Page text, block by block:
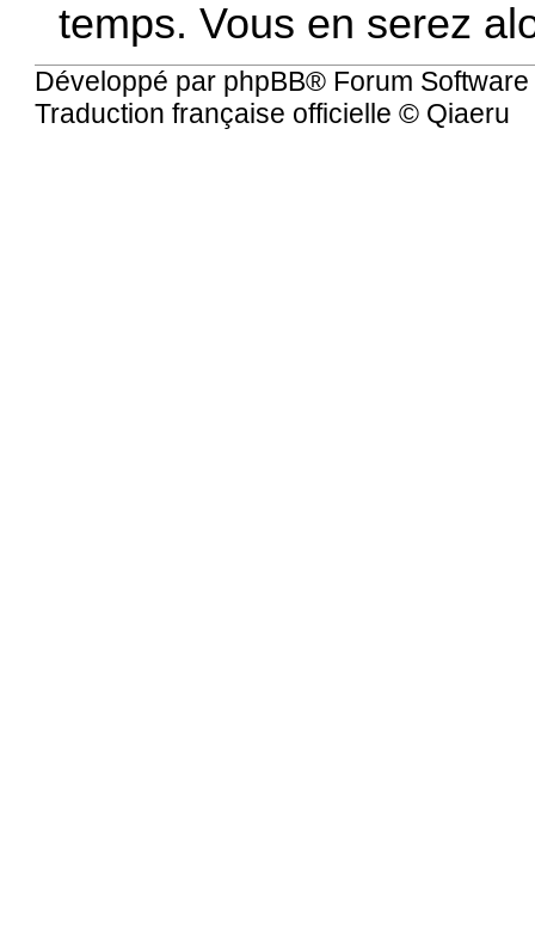
temps. Vous en serez
Développé par phpBB® Forum
Traduction française officielle © Qiaeru